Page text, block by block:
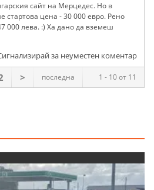
сайт на Мерцедес. Но в
стартова цена - 30 000 евро. Рено
000 лева. :) Ха дано да вземеш
за неуместен коментар
1 - 10 от 11
> последна